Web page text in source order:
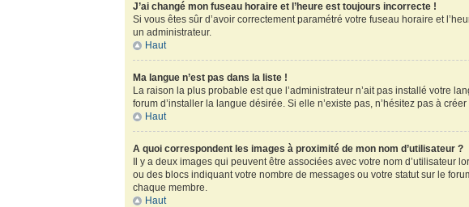
J’ai changé mon fuseau horaire et l’heure est toujours incorrecte !
Si vous êtes sûr d’avoir correctement paramétré votre fuseau horaire et
un administrateur.
Haut
Ma langue n’est pas dans la liste !
La raison la plus probable est que l’administrateur n’ait pas installé votre
forum d’installer la langue désirée. Si elle n’existe pas, n’hésitez pas à
Haut
A quoi correspondent les images à proximité de mon nom d’utilisateur ?
Il y a deux images qui peuvent être associées avec votre nom d’utilisateur
ou des blocs indiquant votre nombre de messages ou votre statut sur le
chaque membre.
Haut